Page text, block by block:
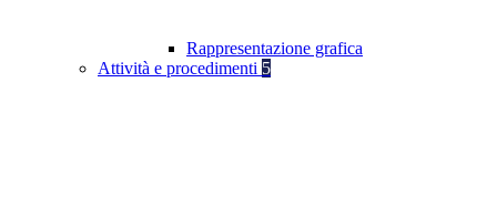
Rappresentazione grafica
Attività e procedimenti 5